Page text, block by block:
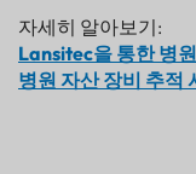
자세히 알아보기:
Lansitec을 통한 병
병원 자산 장비 추적